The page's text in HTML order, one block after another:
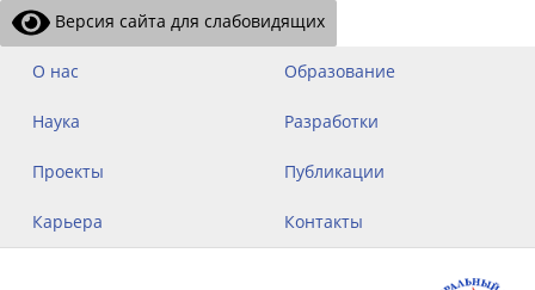
Версия сайта для слабовидящих
О нас Образование
Наука Разработки
Проекты Публикации
Карьера Контакты